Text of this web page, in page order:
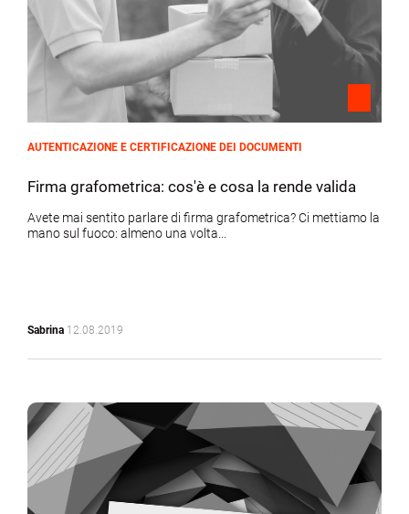
AUTENTICAZIONE E CERTIFICAZIONE DEI DOCUMENTI
Firma grafometrica: cos'è e cosa la rende valida
Avete mai sentito parlare di firma grafometrica? Ci mettiamo la
mano sul fuoco: almeno una volta...
Sabrina 12.08.2019